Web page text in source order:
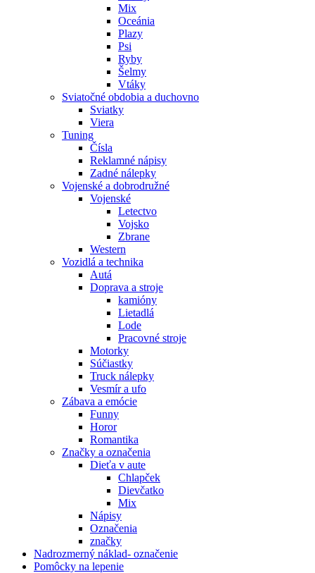
Mix
Oceánia
Plazy
Psi
Ryby
Šelmy
Vtáky
Sviatočné obdobia a duchovno
Sviatky
Viera
Tuning
Čísla
Reklamné nápisy
Zadné nálepky
Vojenské a dobrodružné
Vojenské
Letectvo
Vojsko
Zbrane
Western
Vozidlá a technika
Autá
Doprava a stroje
kamióny
Lietadlá
Lode
Pracovné stroje
Motorky
Súčiastky
Truck nálepky
Vesmír a ufo
Zábava a emócie
Funny
Horor
Romantika
Značky a označenia
Dieťa v aute
Chlapček
Dievčatko
Mix
Nápisy
Označenia
značky
Nadrozmerný náklad- označenie
Pomôcky na lepenie